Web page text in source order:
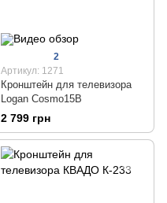
2
Артикул: 1271
Кронштейн для телевизора
Logan Cosmo15B
2 799 грн